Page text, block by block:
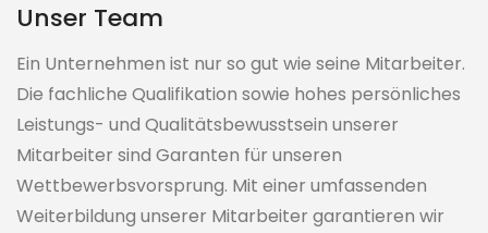
Unser Team
Ein Unternehmen ist nur so gut wie seine Mitarbeiter.
Die fachliche Qualifikation sowie hohes persönliches
Leistungs- und Qualitätsbewusstsein unserer
Mitarbeiter sind Garanten für unseren
Wettbewerbsvorsprung. Mit einer umfassenden
Weiterbildung unserer Mitarbeiter garantieren wir